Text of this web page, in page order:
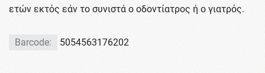
ετών εκτός εάν το συνιστά ο οδοντίατρος ή ο γιατρός.
Barcode: 5054563176202